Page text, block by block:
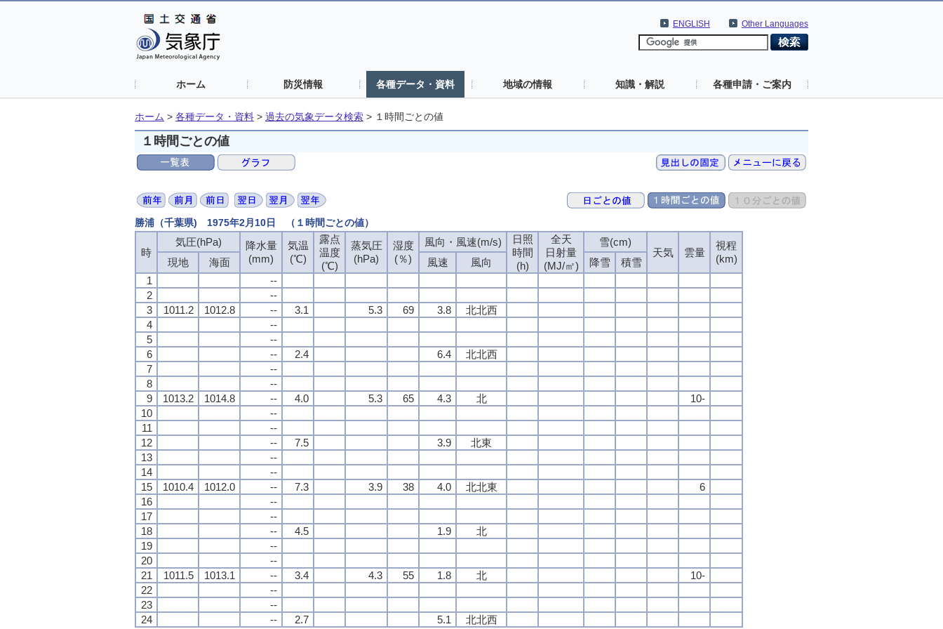
Other Languages
ENGLISH
ホーム 防災情報 各種データ・資料 地域の情報 知識・解説 各種申請・ご案内
ホーム > 各種データ・資料 > 過去の気象データ検索 > １時間ごとの値
１時間ごとの値
勝浦（千葉県) 1975年2月10日 （１時間ごとの値）
時
気圧(hPa)
降水量
(mm)
気温
(℃)
露点
温度
(℃)
蒸気圧
(hPa)
湿度
(％)
風向・風速(m/s)
日照
時間
(h)
全天
日射量
(MJ/㎡)
雪(cm)
天気
雲量
視程
(km)
現地 海面 風速 風向 降雪
積雪
1
--
2
--
3
1011.2 1012.8 -- 3.1 5.3 69 3.8
北北西
4
--
5
--
6
-- 2.4 6.4
北北西
7
--
8
--
9
1013.2 1014.8 -- 4.0 5.3 65 4.3 北
10-
10
--
11
--
12
-- 7.5 3.9
北東
13
--
14
--
15
1010.4 1012.0 -- 7.3 3.9 38 4.0 北北東
6
16
--
17
--
18
-- 4.5 1.9
北
19
--
20
--
21
1011.5 1013.1 -- 3.4 4.3 55 1.8 北
10-
22
--
23
--
24
-- 2.7 5.1 北北西